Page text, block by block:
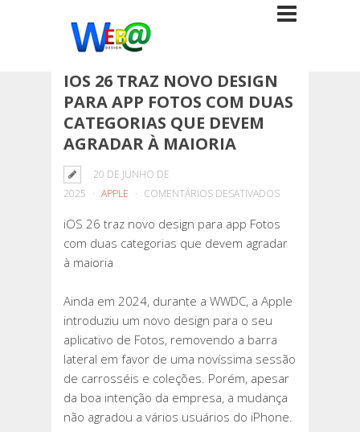
IOS 26 TRAZ NOVO DESIGN
PARA APP FOTOS COM DUAS
CATEGORIAS QUE DEVEM
AGRADAR À MAIORIA
20 DE JUNHO DE
2025
APPLE COMENTÁRIOS DESATIVADOSEM
26
TRAZ
PARA
COM
DUAS
CATEGORIAS
QUE
iOS 26 traz novo design para app Fotos
com duas categorias que devem agradar
à maioria
Ainda em 2024, durante a WWDC, a Apple
introduziu um novo design para o seu
aplicativo de Fotos, removendo a barra
lateral em favor de uma novíssima sessão
de carrosséis e coleções. Porém, apesar
da boa intenção da empresa, a mudança
não agradou a vários usuários do iPhone.